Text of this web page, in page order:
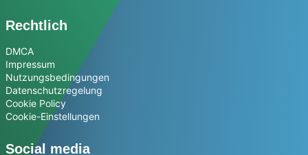
Rechtlich
DMCA
Impressum
Nutzungsbedingungen
Datenschutzregelung
Cookie Policy
Cookie-Einstellungen
Social media